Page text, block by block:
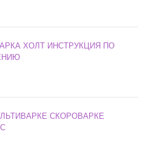
ХОЛТ ИНСТРУКЦИЯ ПО
СКОРОВАРКЕ